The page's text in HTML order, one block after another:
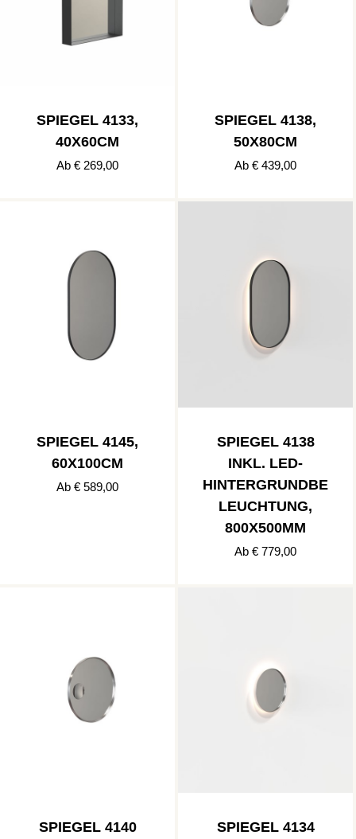
SPIEGEL 4133,
40X60CM
Ab € 269,00
SPIEGEL 4138,
50X80CM
Ab € 439,00
SPIEGEL 4145,
60X100CM
Ab € 589,00
SPIEGEL 4138
INKL. LED-
HINTERGRUNDBE
LEUCHTUNG,
800X500MM
Ab € 779,00
SPIEGEL 4140 SPIEGEL 4134